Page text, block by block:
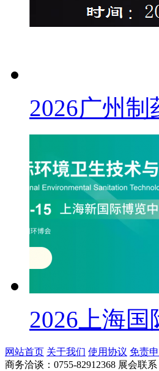
2026广州
2026上海
网站首页 关于我们 使用协议 免责
商务洽谈：0755-82912368 展会联系